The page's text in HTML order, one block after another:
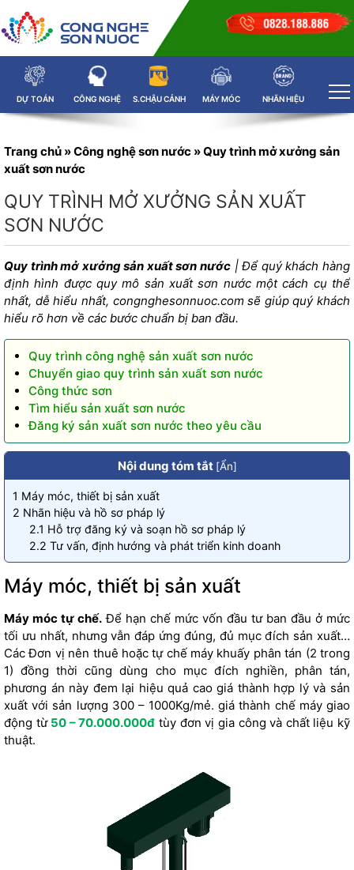
DỰ TOÁN CÔNG NGHỆ S.CHẬU CẢNH MÁY MÓC NHÃN HIỆU
Trang chủ »Công nghệ sơn nước »Quy trình mở xưởng sản
xuất sơn nước
QUY TRÌNH MỞ XƯỞNG SẢN XUẤT
SƠN NƯỚC
Quy trình mở xưởng sản xuất sơn nước | Để quý khách hàng
định hình được quy mô sản xuất sơn nước một cách cụ thể
nhất, dễ hiểu nhất, congnghesonnuoc.com sẽ giúp quý khách
hiểu rõ hơn về các bước chuẩn bị ban đầu.
Quy trình công nghệ sản xuất sơn nước
Chuyển giao quy trình sản xuất sơn nước
Công thức sơn
Tìm hiểu sản xuất sơn nước
Đăng ký sản xuất sơn nước theo yêu cầu
Nội dung tóm tắt [Ẩn]
1 Máy móc, thiết bị sản xuất
2 Nhãn hiệu và hồ sơ pháp lý
2.1 Hỗ trợ đăng ký và soạn hồ sơ pháp lý
2.2 Tư vấn, định hướng và phát triển kinh doanh
Máy móc, thiết bị sản xuất
Máy móc tự chế. Để hạn chế mức vốn đầu tư ban đầu ở mức
tối ưu nhất, nhưng vẫn đáp ứng đúng, đủ mục đích sản xuất…
Các Đơn vị nên thuê hoặc tự chế máy khuấy phân tán (2 trong
1) đồng thời cũng dùng cho mục đích nghiền, phân tán,
phương án này đem lại hiệu quả cao giá thành hợp lý và sản
xuất với sản lượng 300 – 1000Kg/mẻ. giá thành chế máy giao
động từ 50 – 70.000.000đ tùy đơn vị gia công và chất liệu kỹ
thuật.